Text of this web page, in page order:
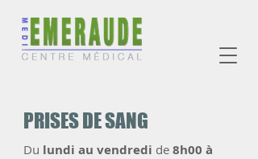
PRISES DE SANG
Du lundi au vendredi de 8h00 à